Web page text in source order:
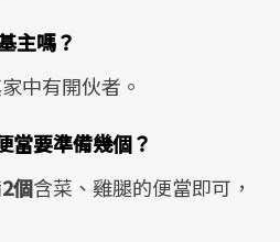
主嗎？
中有開伙者。
當要準備幾個？
2個含菜、雞腿的便當即可，